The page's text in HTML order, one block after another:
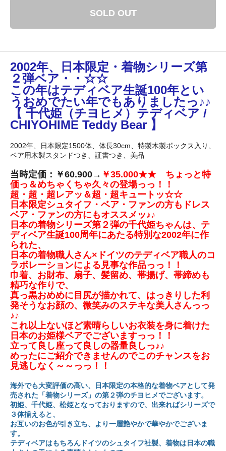
SOLD OUT
2002年、日本限定・着物シリーズ第
２弾ベア・・☆☆
この年はテディベア生誕100年とい
うおめでたい年でもありましたっ♪♪
【 千代姫（チヨヒメ）テディベア /
CHIYOHIME Teddy Bear 】
2002年、日本限定1500体、体長30cm、特製木製ボックス入り、
ベア用木製スタンドつき、証書つき、美品
当時定価：￥60.900→ ￥35.000★★ ちょっと特
価っ＆めちゃくちゃ久々の登場っっ！！
超・超・超レアッ＆超・超キュートッ☆☆
日本限定シュタイフ・ベア・ファンの方もドレス
ベア・ファンの方にもオススメッ♪♪
日本の着物シリーズ第２弾の千代姫ちゃんは、テ
ディベア生誕100周年にあたる特別な2002年に作
られた、
日本の着物職人さん×ドイツのテディベア職人のコ
ラボレーションによる見事な作品っっ！！
巾着、お財布、扇子、髪留め、帯揚げ、帯締めも
精巧な作りで、
真っ黒おめめに目尻が描かれて、はっきりした利
発そうなお顔の、微笑みのステキな美人さんっっ
♪♪
これ以上ないほど素晴らしいお衣装を身に着けた
日本のお姫様ベアでございますっっ！！
立って良し座って良しの器量良しっ♪♪
めったにご紹介できませんのでこのチャンスをお
見逃しなく～～っっ！！
海外でも大変評価の高い、日本限定の本格的な着物ベアとして発
売された「着物シリーズ」の第２弾のチヨヒメでございます。
初姫、千代姫、松姫となっておりますので、出来ればシリーズで
３体揃えると、
お互いのお色が引き立ち、より一層艶やかで華やかでございま
す。
テディベアはもちろんドイツのシュタイフ社製、着物は日本の職